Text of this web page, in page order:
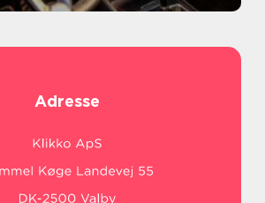
Adresse